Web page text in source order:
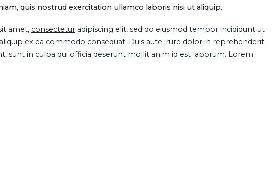
quis nostrud exercitation ullamco laboris nisi ut aliquip.
amet, consectetur adipiscing elit, sed do eiusmod tempor incididunt ut
ex ea commodo consequat. Duis aute irure dolor in reprehenderit
sunt in culpa qui officia deserunt mollit anim id est laborum. Lorem